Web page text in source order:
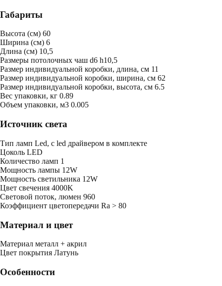
Габариты
Высота (см) 60
Ширина (см) 6
Длина (см) 10,5
Размеры потолочных чаш d6 h10,5
Размер индивидуальной коробки, длина, см 11
Размер индивидуальной коробки, ширина, см 62
Размер индивидуальной коробки, высота, см 6.5
Bес упаковки, кг 0.89
Oбъем упаковки, м3 0.005
Источник света
Тип ламп Led, с led драйвером в комплекте
Цоколь LED
Количество ламп 1
Мощность лампы 12W
Мощность светильника 12W
Цвет свечения 4000K
Световой поток, люмен 960
Коэффициент цветопередачи Ra > 80
Материал и цвет
Mатериал металл + акрил
Цвет покрытия Латунь
Особенности